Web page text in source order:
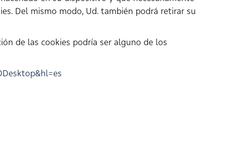
Del mismo modo, Ud. también podrá retirar su
de las cookies podría ser alguno de los